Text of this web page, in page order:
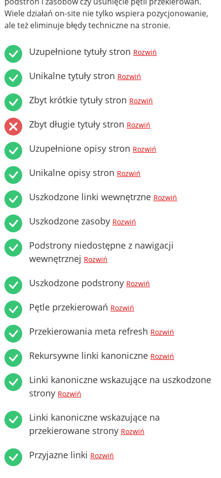
Wiele działań on-site nie tylko wspiera pozycjonowanie,
ale też eliminuje błędy techniczne na stronie.
Uzupełnione tytuły stron Rozwiń
Unikalne tytuły stron Rozwiń
Zbyt krótkie tytuły stron Rozwiń
Zbyt długie tytuły stron Rozwiń
Uzupełnione opisy stron Rozwiń
Unikalne opisy stron Rozwiń
Uszkodzone linki wewnętrzne Rozwiń
Uszkodzone zasoby Rozwiń
Podstrony niedostępne z nawigacji
wewnętrznej Rozwiń
Uszkodzone podstrony Rozwiń
Pętle przekierowań Rozwiń
Przekierowania meta refresh Rozwiń
Rekursywne linki kanoniczne Rozwiń
Linki kanoniczne wskazujące na uszkodzone
strony Rozwiń
Linki kanoniczne wskazujące na
przekierowane strony Rozwiń
Przyjazne linki Rozwiń